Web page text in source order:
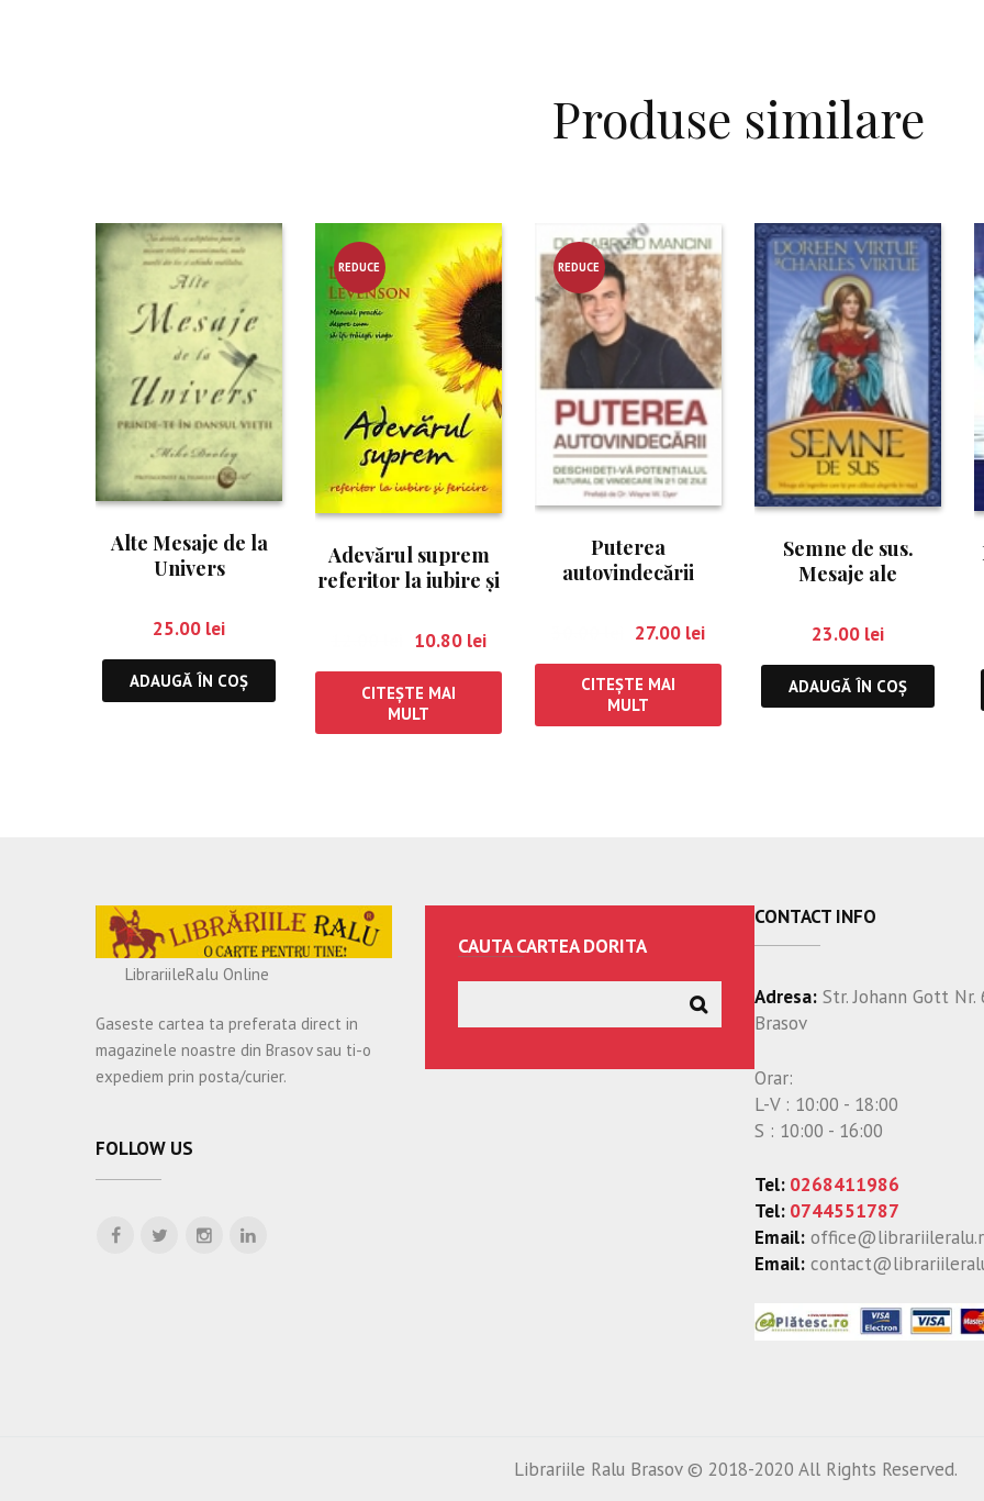
Produse similare
Alte Mesaje de la
Univers
25.00 lei
ADAUGĂ ÎN COȘ
REDUCE
RE!
Adevărul suprem
referitor la iubire şi
10.80 lei
CITEȘTE MAI
MULT
REDUCE
RE!
Puterea
autovindecării
27.00 lei
CITEȘTE MAI
MULT
Semne de sus.
Mesaje ale
pot călăuzi
23.00 lei
ADAUGĂ ÎN COȘ
LibrariileRalu Online
Gaseste cartea ta preferata direct in
magazinele noastre din Brasov sau ti-o
expediem prin posta/curier.
FOLLOW US
CAUTA CARTEA DORITA
CONTACT INFO
Adresa: Str. Johann Gott Nr.
Brasov
Orar:
L-V : 10:00 - 18:00
S : 10:00 - 16:00
Tel: 0268411986
Tel: 0744551787
Email:
Email:
Librariile Ralu Brasov © 2018-2020 All Rights Reserved.